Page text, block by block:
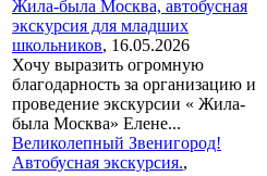
Жила-была Москва, автобусная
экскурсия для младших
школьников, 16.05.2026
Хочу выразить огромную
благодарность за организацию и
проведение экскурсии « Жила-
была Москва» Елене...
Великолепный Звенигород!
Автобусная экскурсия.,